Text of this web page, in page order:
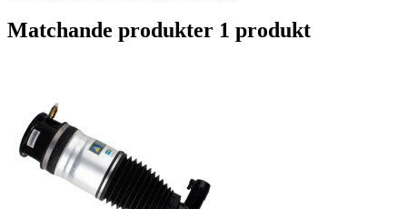
Matchande produkter 1 produkt